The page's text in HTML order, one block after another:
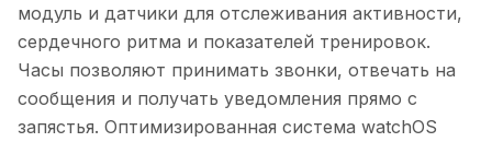
модуль и датчики для отслеживания активности,
сердечного ритма и показателей тренировок.
Часы позволяют принимать звонки, отвечать на
сообщения и получать уведомления прямо с
запястья. Оптимизированная система watchOS